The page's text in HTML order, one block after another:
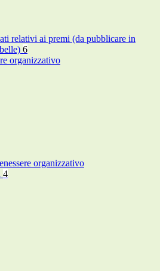
relativi ai premi (da pubblicare in
6
organizzativo
organizzativo
4